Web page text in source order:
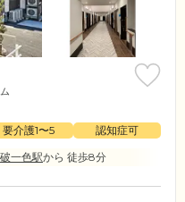
要介護1〜5
認知症可
一色駅から 徒歩8分